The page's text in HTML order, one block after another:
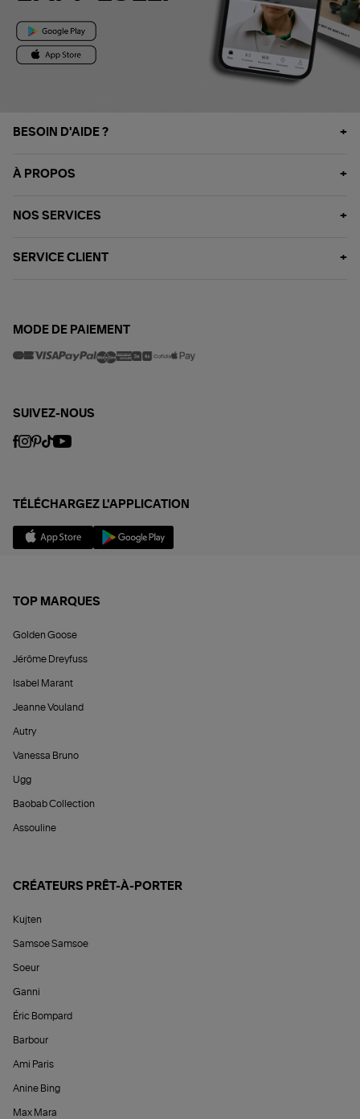
BESOIN D'AIDE ?
À PROPOS
NOS SERVICES
SERVICE CLIENT
MODE DE PAIEMENT
SUIVEZ-NOUS
TÉLÉCHARGEZ L'APPLICATION
TOP MARQUES
Golden Goose
Jérôme Dreyfuss
Isabel Marant
Jeanne Vouland
Autry
Vanessa Bruno
Ugg
Baobab Collection
Assouline
CRÉATEURS PRÊT-À-PORTER
Kujten
Samsoe Samsoe
Soeur
Ganni
Éric Bompard
Barbour
Ami Paris
Anine Bing
Max Mara